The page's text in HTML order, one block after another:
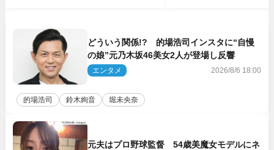
どういう関係!? 的場浩司インスタに“自慢
の娘”元乃木坂46美女2人が登場し反響
エンタメ 2026/8/6 18:00
的場浩司 鈴木絢音 堀未央奈
元夫はプロ野球監督 54歳美魔女モデルにネ